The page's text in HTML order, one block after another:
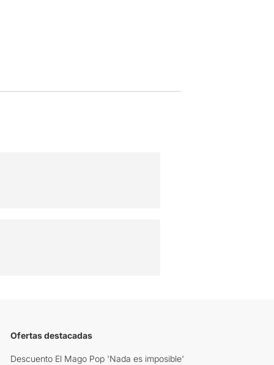
Ofertas destacadas
Descuento El Mago Pop 'Nada es imposible'